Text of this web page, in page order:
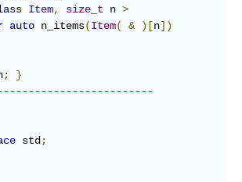
Item, size_t n >
auto n_items(Item( & )[n])
;
}
std ;